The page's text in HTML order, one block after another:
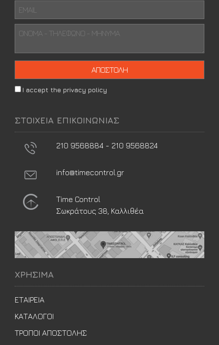
I accept the privacy policy
ΣΤΟΙΧΕΙΑ ΕΠΙΚΟΙΝΩΝΙΑΣ
210 9568884 - 210 9568824
info@timecontrol.gr
Time Control
Σωκράτους 38, Καλλιθέα
ΧΡΗΣΙΜΑ
ΕΤΑΙΡΕΙΑ
ΚΑΤΑΛΟΓΟΙ
ΤΡΟΠΟΙ ΑΠΟΣΤΟΛΗΣ